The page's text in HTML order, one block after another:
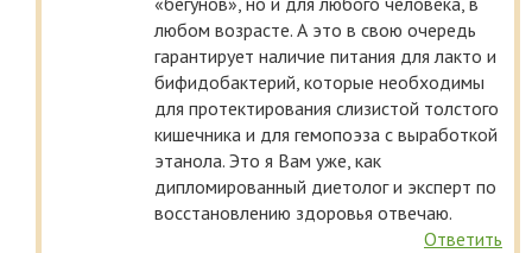
любом возрасте. А это в свою очередь
гарантирует наличие питания для лакто и
бифидобактерий, которые необходимы
для протектирования слизистой толстого
кишечника и для гемопоэза с выработкой
этанола. Это я Вам уже, как
дипломированный диетолог и эксперт по
восстановлению здоровья отвечаю.
Ответить